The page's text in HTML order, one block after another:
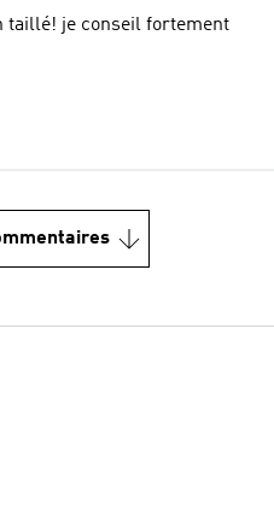
taillé! je conseil fortement